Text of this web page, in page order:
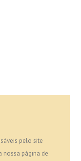
pelo site
nossa página de